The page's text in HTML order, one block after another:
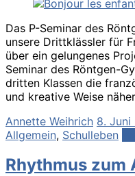
Das P-Seminar des
unsere Drittklässler für
über ein gelungenes
Seminar des Röntgen-
dritten Klassen die
und kreative Weise
Annette Weihrich 8. Juni
Allgemein, Schulleben
Rhythmus zum